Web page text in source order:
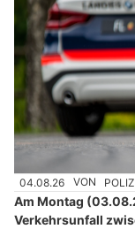
04.08.26 VON
Am Montag
Verkehrsunfall